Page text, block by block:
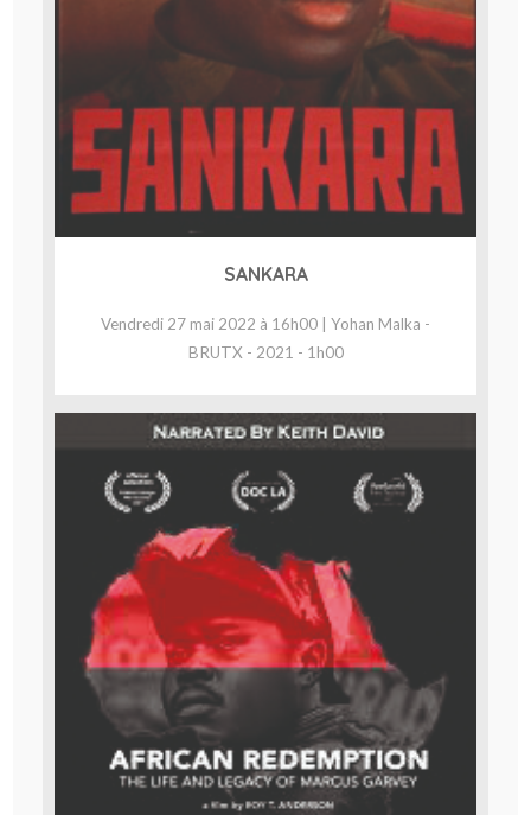
SANKARA
Vendredi 27 mai 2022 à 16h00 | Yohan Malka -
BRUTX - 2021 - 1h00